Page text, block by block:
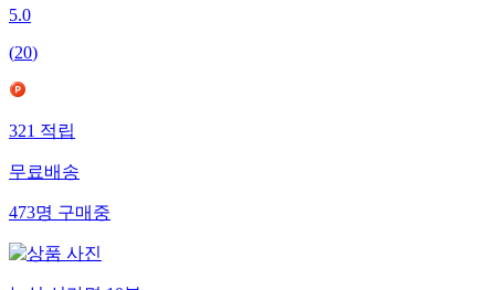
5.0
(20)
321적립
무료배송
473명구매중